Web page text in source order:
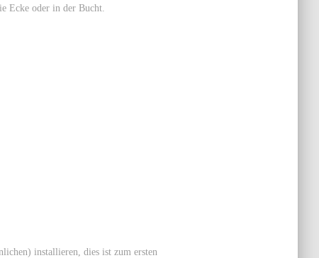
Ecke oder in der Bucht.
installieren, dies ist zum ersten